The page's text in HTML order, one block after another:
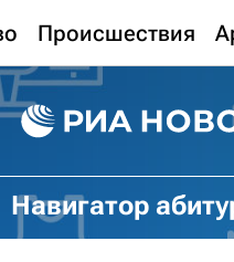
Происшествия
Навигатор